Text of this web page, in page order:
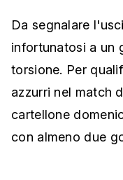
Da segnalare
infortunatosi a un
torsione. Per
azzurri nel match
cartellone
con almeno due